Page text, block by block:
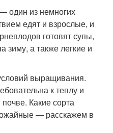
один из немногих
едят и взрослые, и
готовят супы,
зиму, а также легкие и
выращивания.
к теплу и
Какие сорта
— расскажем в